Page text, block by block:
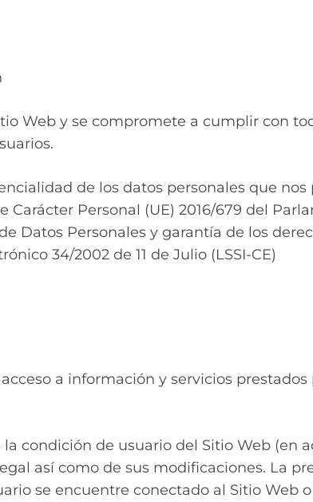
Web y se compromete a cumplir con
de los datos personales que
Personal (UE) 2016/679 del
Datos Personales y garantía de los
34/2002 de 11 de Julio (LSSI-CE)
a información y servicios
condición de usuario del Sitio Web (en
así como de sus modificaciones. La
se encuentre conectado al Sitio Web